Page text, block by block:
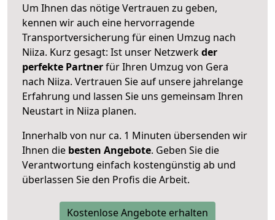
Um Ihnen das nötige Vertrauen zu geben,
kennen wir auch eine hervorragende
Transportversicherung für einen Umzug nach
Niiza. Kurz gesagt: Ist unser Netzwerkder
perfekte Partnerfür Ihren Umzug von Gera
nach Niiza. Vertrauen Sie auf unsere jahrelange
Erfahrung und lassen Sie uns gemeinsam Ihren
Neustart in Niiza planen.
Innerhalb von nur ca. 1 Minuten übersenden wir
Ihnen die besten Angebote. Geben Sie die
Verantwortung einfach kostengünstig ab und
überlassen Sie den Profis die Arbeit.
Kostenlose Angebote erhalten